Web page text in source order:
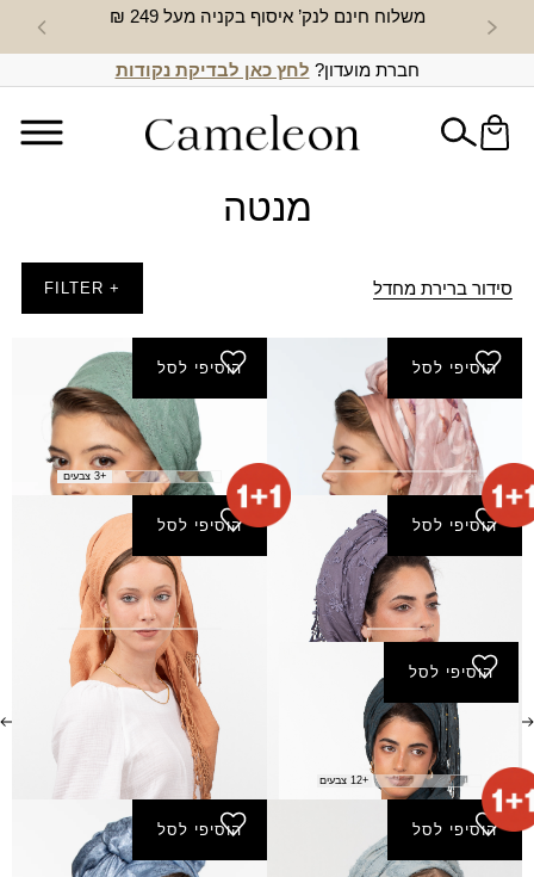
משלוח חינם לנק’ איסוף בקניה מעל 249 ₪ חדש
חברת מועדון? לחץ כאן לבדיקת נקודות
מנטה
סידור ברירת מחדל + FILTER
הוסיפי לסל
מטפחת אביבית
₪ 200.00
הוסיפי לסל
מטפחת אסנת
₪125.00
+3 צבעים
הוסיפי לסל
מטפחת אשכול
₪170.00
הוסיפי לסל
מטפחת טופז
₪130.00
הוסיפי לסל
מטפחת סודות
₪180.00
+12 צבעים
הוסיפי לסל הוסיפי לסל